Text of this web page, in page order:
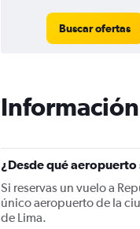
Buscar ofertas
¿Desde qué aeropuerto
Si reservas un vuelo a
único aeropuerto de la
de Lima.